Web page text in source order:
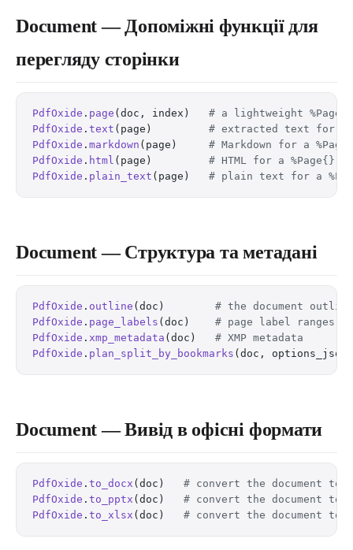
Document — Допоміжні функції для
перегляду сторінки
PdfOxide . page (doc, index) # a lightweight
PdfOxide . text (page) # extracted text for a
PdfOxide . markdown (page) # Markdown for a
PdfOxide . html (page) # HTML for a %Page{}
PdfOxide . plain_text (page) # plain text for a
Document — Структура та метадані
PdfOxide . outline (doc) # the document
PdfOxide . page_labels (doc) # page label ranges
PdfOxide . xmp_metadata (doc) # XMP metadata
PdfOxide . plan_split_by_bookmarks (doc, options_json
Document — Вивід в офісні формати
PdfOxide . to_docx (doc) # convert the document to
PdfOxide . to_pptx (doc) # convert the document to
PdfOxide . to_xlsx (doc) # convert the document to